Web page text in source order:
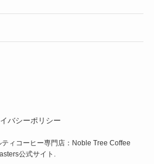
バシーポリシー
ィコーヒー専門店：Noble Tree Coffee
公式サイト.